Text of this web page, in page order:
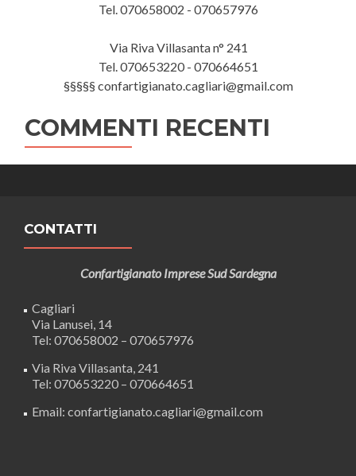
Tel. 070658002 - 070657976
Via Riva Villasanta n° 241
Tel. 070653220 - 070664651
§§§§§ confartigianato.cagliari@gmail.com
COMMENTI RECENTI
CONTATTI
Confartigianato Imprese Sud Sardegna
Cagliari
Via Lanusei, 14
Tel: 070658002 – 070657976
Via Riva Villasanta, 241
Tel: 070653220 – 070664651
Email: confartigianato.cagliari@gmail.com